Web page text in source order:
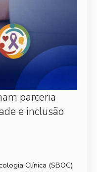
parceria
e inclusão
Clínica (SBOC)